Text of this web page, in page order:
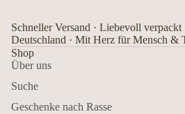
Schneller Versand · Liebevoll verpackt
Deutschland · Mit Herz für Mensch &
Shop
Über uns
Suche
Geschenke nach Rasse